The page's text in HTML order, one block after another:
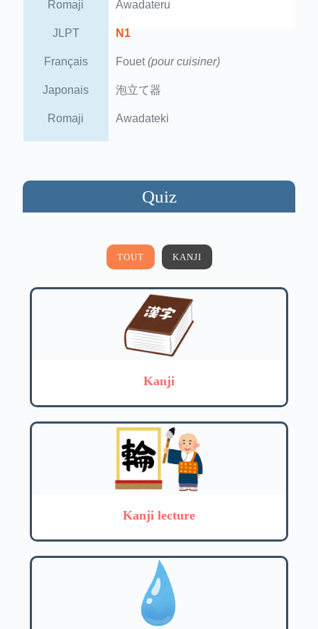
Romaji Awadateru
JLPT N1
Français Fouet(pour cuisiner)
Japonais 泡立て器
Romaji Awadateki
Quiz
TOUT KANJI
Kanji
Kanji lecture